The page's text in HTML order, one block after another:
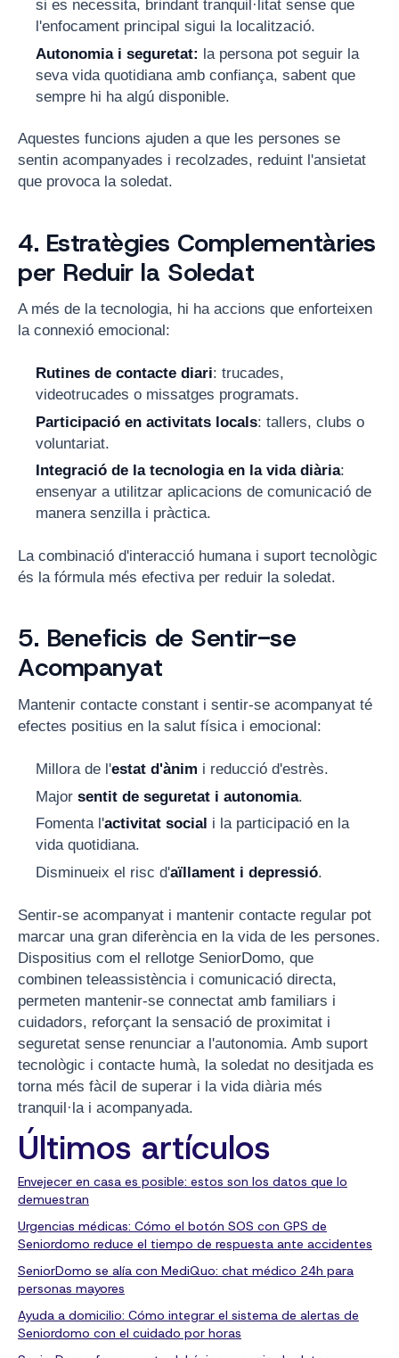
si es necessita, brindant tranquil·litat sense que
l'enfocament principal sigui la localització.
Autonomia i seguretat: la persona pot seguir la
seva vida quotidiana amb confiança, sabent que
sempre hi ha algú disponible.
Aquestes funcions ajuden a que les persones se
sentin acompanyades i recolzades, reduint l'ansietat
que provoca la soledat.
4. Estratègies Complementàries
per Reduir la Soledat
A més de la tecnologia, hi ha accions que enforteixen
la connexió emocional:
Rutines de contacte diari: trucades,
videotrucades o missatges programats.
Participació en activitats locals: tallers, clubs o
voluntariat.
Integració de la tecnologia en la vida diària:
ensenyar a utilitzar aplicacions de comunicació de
manera senzilla i pràctica.
La combinació d'interacció humana i suport tecnològic
és la fórmula més efectiva per reduir la soledat.
5. Beneficis de Sentir-se
Acompanyat
Mantenir contacte constant i sentir-se acompanyat té
efectes positius en la salut física i emocional:
Millora de l'estat d'ànim i reducció d'estrès.
Majorsentit de seguretat i autonomia.
Fomenta l'activitat social i la participació en la
vida quotidiana.
Disminueix el risc d'aïllament i depressió.
Sentir-se acompanyat i mantenir contacte regular pot
marcar una gran diferència en la vida de les persones.
Dispositius com el rellotge SeniorDomo, que
combinen teleassistència i comunicació directa,
permeten mantenir-se connectat amb familiars i
cuidadors, reforçant la sensació de proximitat i
seguretat sense renunciar a l'autonomia. Amb suport
tecnològic i contacte humà, la soledat no desitjada es
torna més fàcil de superar i la vida diària més
tranquil·la i acompanyada.
Últimos artículos
Envejecer en casa es posible: estos son los datos que lo
demuestran
Urgencias médicas: Cómo el botón SOS con GPS de
Seniordomo reduce el tiempo de respuesta ante accidentes
SeniorDomo se alía con MediQuo: chat médico 24h para
personas mayores
Ayuda a domicilio: Cómo integrar el sistema de alertas de
Seniordomo con el cuidado por horas